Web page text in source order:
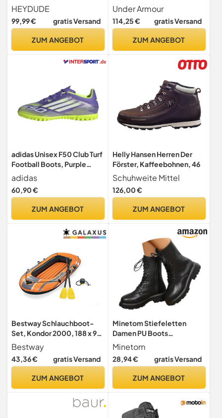
HEYDUDE
99,99 € gratis Versand
ZUM ANGEBOT
strapazierfähige
Wanderschuhe, leichte und
bequeme Herren Boots
Under Armour
114,25 € gratis Versand
ZUM ANGEBOT
adidas Unisex F50 Club Turf
Football Boots, Purple
Rush/Cloud White/Lucid
Lemon, 42 2/3 EU
adidas
60,90 €
ZUM ANGEBOT
Helly Hansen Herren Der
Förster, Kaffeebohnen, 46
Schuhweite Mittel
126,00 €
ZUM ANGEBOT
Bestway Schlauchboot-
Set, Kondor 2000, 188 x 98
x 30 cm, für 1 Erwachsenen
+ 1 Kind
Bestway
43,36 € gratis Versand
ZUM ANGEBOT
Minetom Stiefeletten
Damen PU Boots
Schnürstiefel Frauen
Klassische Einfarbige Boots
Kurzschaft Stiefel A
Minetom
28,94 € gratis Versand
ZUM ANGEBOT